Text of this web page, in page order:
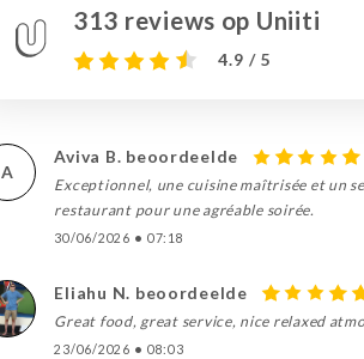
313 reviews op Uniiti
4.9 / 5
A
Aviva B. beoordeelde
Exceptionnel, une cuisine maîtrisée et un
restaurant pour une agréable soirée.
30/06/2026 • 07:18
Eliahu N. beoordeelde
Great food, great service, nice relaxed
23/06/2026 • 08:03